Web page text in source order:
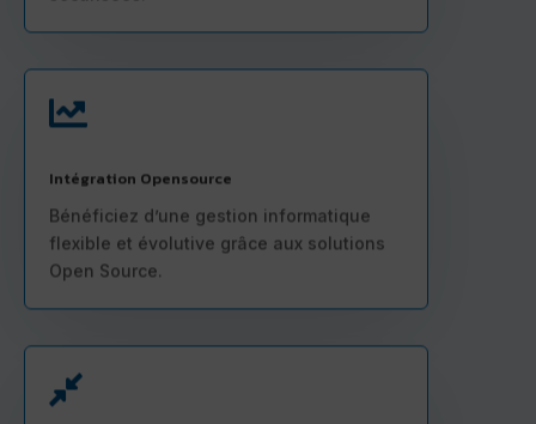

Intégration Opensource
Bénéficiez d’une gestion informatique
flexible et évolutive grâce aux solutions
Open Source.
